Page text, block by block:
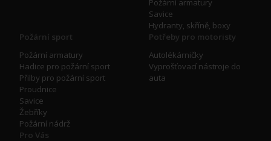
Požární armatury
Savice
Hydranty, skříně, boxy
Požární sport
Požární armatury
Hadice pro požární sport
Přilby pro požární sport
Proudnice
Savice
Žebříky
Požární nádrž
Potřeby pro motoristy
Autolékárničky
Vyprošťovací nástroje do
auta
Pro Vás